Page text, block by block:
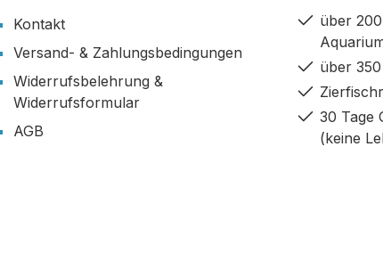
Kontakt
Versand- & Zahlungsbedingungen
Widerrufsbelehrung &
Widerrufsformular
AGB
über
über
30 Tage
(keine